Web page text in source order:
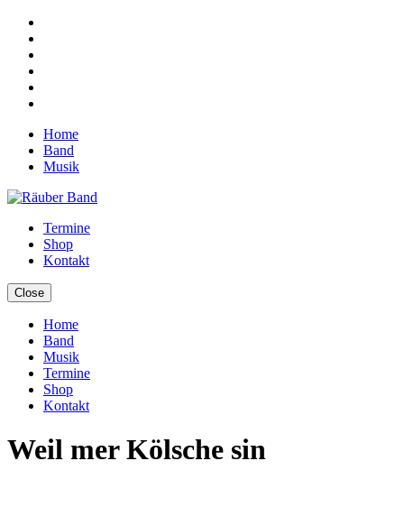
Home
Band
Musik
Termine
Shop
Kontakt
Close
Home
Band
Musik
Termine
Shop
Kontakt
Weil mer Kölsche sin